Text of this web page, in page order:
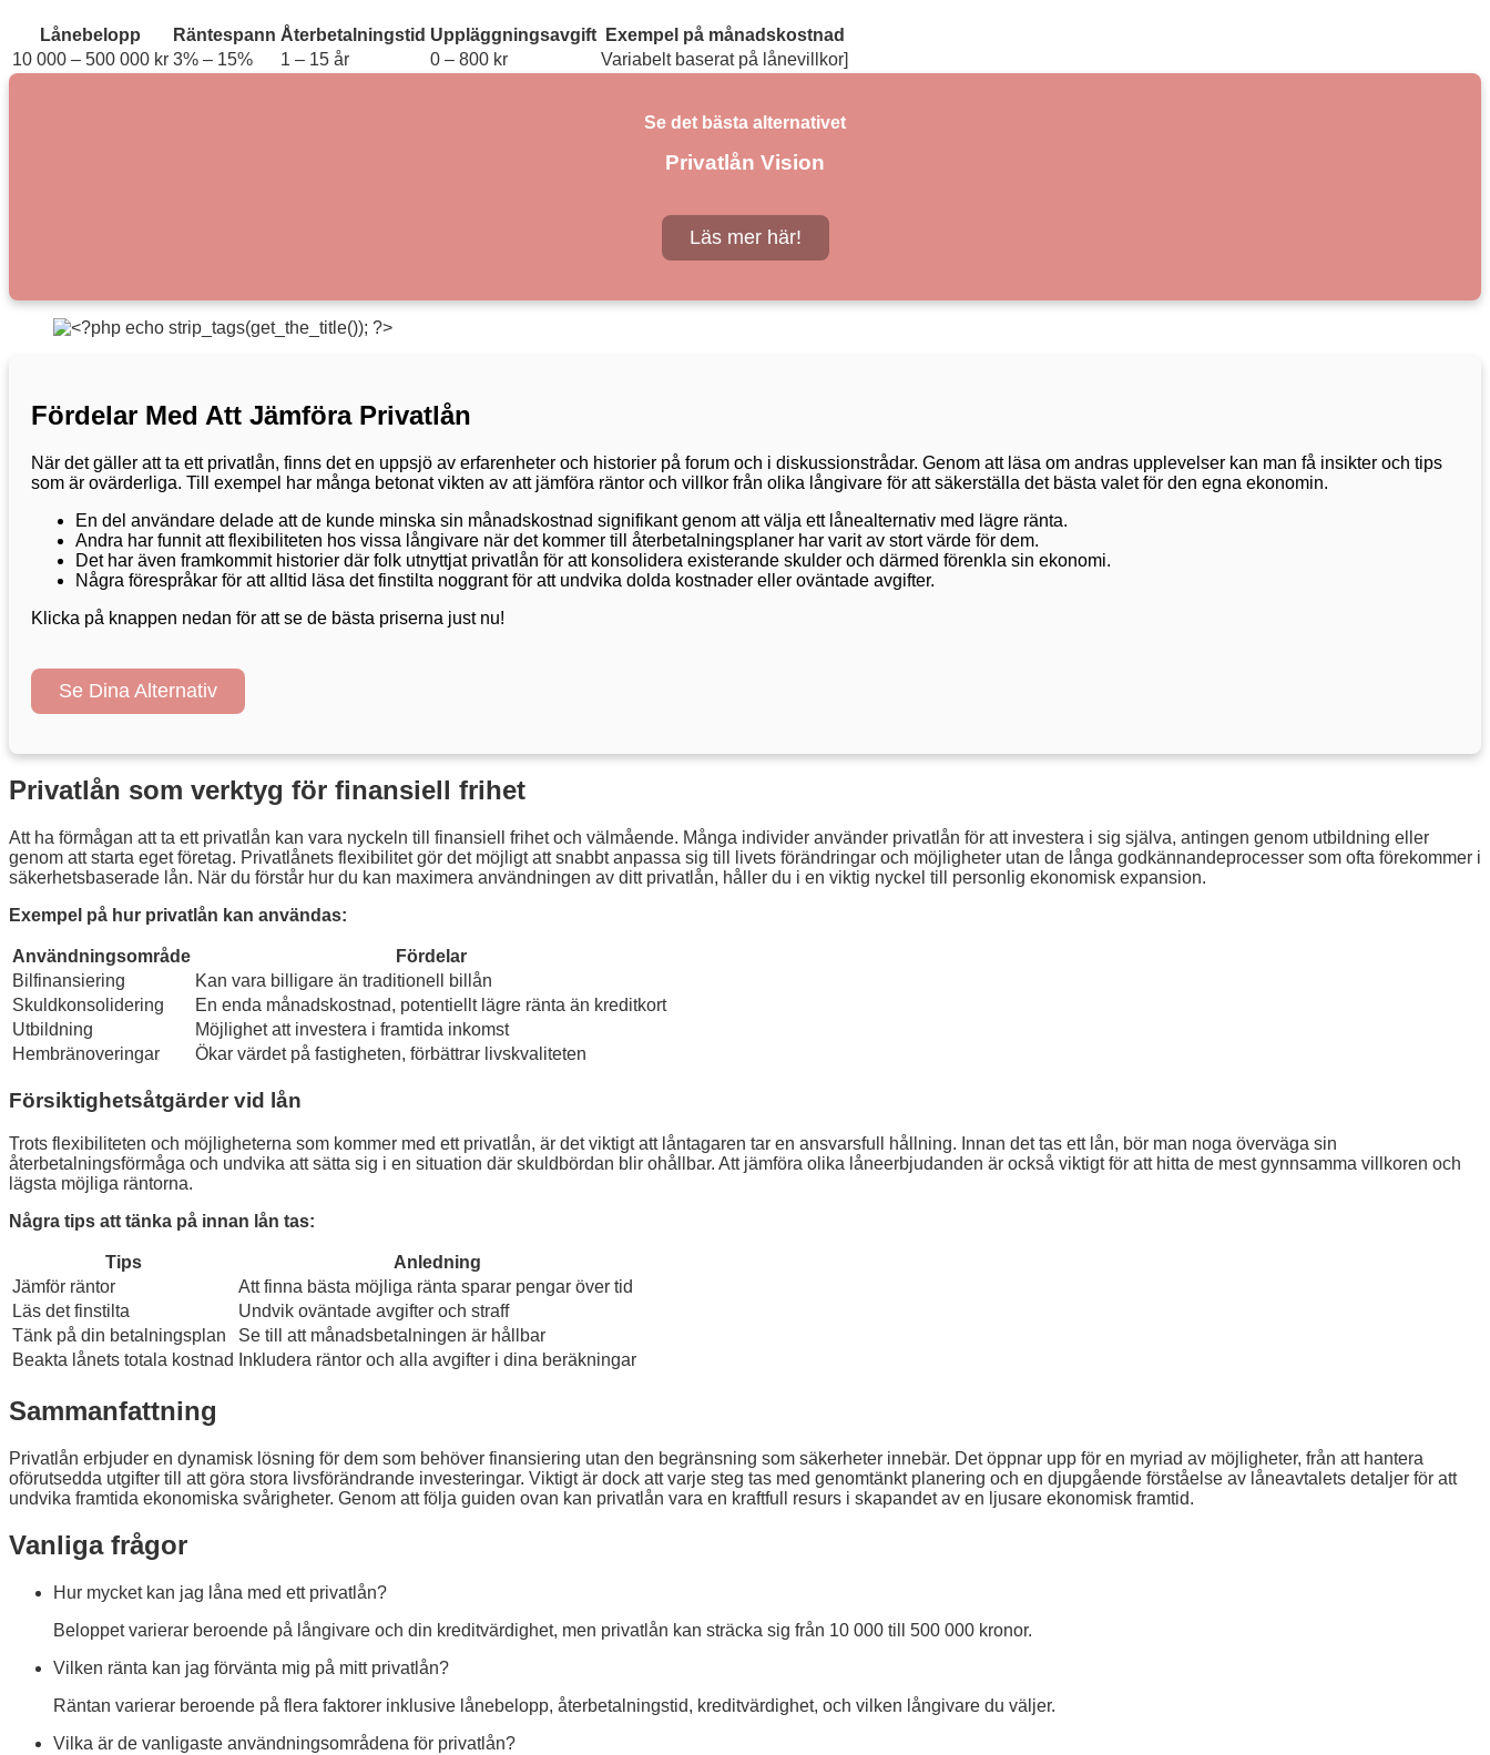
Lånebelopp Räntespann Återbetalningstid Uppläggningsavgift
Exempel på månadskostnad
10 000 – 500 000 kr 3% – 15% 1 – 15 år 0 – 800 kr Variabelt baserat på lånevillkor]
Se det bästa alternativet
Privatlån Vision
Läs mer här!
Fördelar Med Att Jämföra Privatlån
När det gäller att ta ett privatlån, finns det en uppsjö av erfarenheter och historier på forum och i diskussionstrådar. Genom att läsa om andras upplevelser kan man få insikter och tips
som är ovärderliga. Till exempel har många betonat vikten av att jämföra räntor och villkor från olika långivare för att säkerställa det bästa valet för den egna ekonomin.
En del användare delade att de kunde minska sin månadskostnad signifikant genom att välja ett lånealternativ med lägre ränta.
Andra har funnit att flexibiliteten hos vissa långivare när det kommer till återbetalningsplaner har varit av stort värde för dem.
Det har även framkommit historier där folk utnyttjat privatlån för att konsolidera existerande skulder och därmed förenkla sin ekonomi.
Några förespråkar för att alltid läsa det finstilta noggrant för att undvika dolda kostnader eller oväntade avgifter.
Klicka på knappen nedan för att se de bästa priserna just nu!
Se Dina Alternativ
Privatlån som verktyg för finansiell frihet
Att ha förmågan att ta ett privatlån kan vara nyckeln till finansiell frihet och välmående. Många individer använder privatlån för att investera i sig själva, antingen genom utbildning eller
genom att starta eget företag. Privatlånets flexibilitet gör det möjligt att snabbt anpassa sig till livets förändringar och möjligheter utan de långa godkännandeprocesser som ofta förekommer i
säkerhetsbaserade lån. När du förstår hur du kan maximera användningen av ditt privatlån, håller du i en viktig nyckel till personlig ekonomisk expansion.
Exempel på hur privatlån kan användas:
Användningsområde
Fördelar
Bilfinansiering
Kan vara billigare än traditionell billån
Skuldkonsolidering
En enda månadskostnad, potentiellt lägre ränta än kreditkort
Utbildning
Möjlighet att investera i framtida inkomst
Hembränoveringar
Ökar värdet på fastigheten, förbättrar livskvaliteten
Försiktighetsåtgärder vid lån
Trots flexibiliteten och möjligheterna som kommer med ett privatlån, är det viktigt att låntagaren tar en ansvarsfull hållning. Innan det tas ett lån, bör man noga överväga sin
återbetalningsförmåga och undvika att sätta sig i en situation där skuldbördan blir ohållbar. Att jämföra olika låneerbjudanden är också viktigt för att hitta de mest gynnsamma villkoren och
lägsta möjliga räntorna.
Några tips att tänka på innan lån tas:
Tips
Anledning
Jämför räntor
Att finna bästa möjliga ränta sparar pengar över tid
Läs det finstilta
Undvik oväntade avgifter och straff
Tänk på din betalningsplan
Se till att månadsbetalningen är hållbar
Beakta lånets totala kostnad
Inkludera räntor och alla avgifter i dina beräkningar
Sammanfattning
Privatlån erbjuder en dynamisk lösning för dem som behöver finansiering utan den begränsning som säkerheter innebär. Det öppnar upp för en myriad av möjligheter, från att hantera
oförutsedda utgifter till att göra stora livsförändrande investeringar. Viktigt är dock att varje steg tas med genomtänkt planering och en djupgående förståelse av låneavtalets detaljer för att
undvika framtida ekonomiska svårigheter. Genom att följa guiden ovan kan privatlån vara en kraftfull resurs i skapandet av en ljusare ekonomisk framtid.
Vanliga frågor
Hur mycket kan jag låna med ett privatlån?
Beloppet varierar beroende på långivare och din kreditvärdighet, men privatlån kan sträcka sig från 10 000 till 500 000 kronor.
Vilken ränta kan jag förvänta mig på mitt privatlån?
Räntan varierar beroende på flera faktorer inklusive lånebelopp, återbetalningstid, kreditvärdighet, och vilken långivare du väljer.
Vilka är de vanligaste användningsområdena för privatlån?